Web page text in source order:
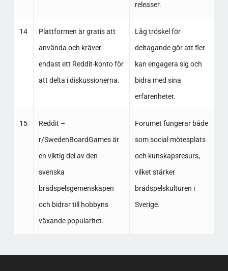
releaser.
14
Plattformen är gratis att
använda och kräver
endast ett Reddit-konto för
att delta i diskussionerna.
Låg tröskel för
deltagande gör att fler
kan engagera sig och
bidra med sina
erfarenheter.
15
Reddit –
r/SwedenBoardGames är
en viktig del av den
svenska
brädspelsgemenskapen
och bidrar till hobbyns
växande popularitet.
Forumet fungerar både
som social mötesplats
och kunskapsresurs,
vilket stärker
brädspelskulturen i
Sverige.